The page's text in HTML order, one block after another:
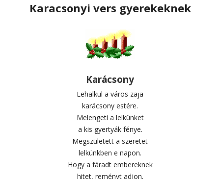
Karacsonyi vers gyerekeknek
Karácsony
Lehalkul a város zaja
karácsony estére.
Melengeti a lelkünket
a kis gyertyák fénye.
Megszületett a szeretet
lelkünkben e napon.
Hogy a fáradt embereknek
hitet, reményt adjon.